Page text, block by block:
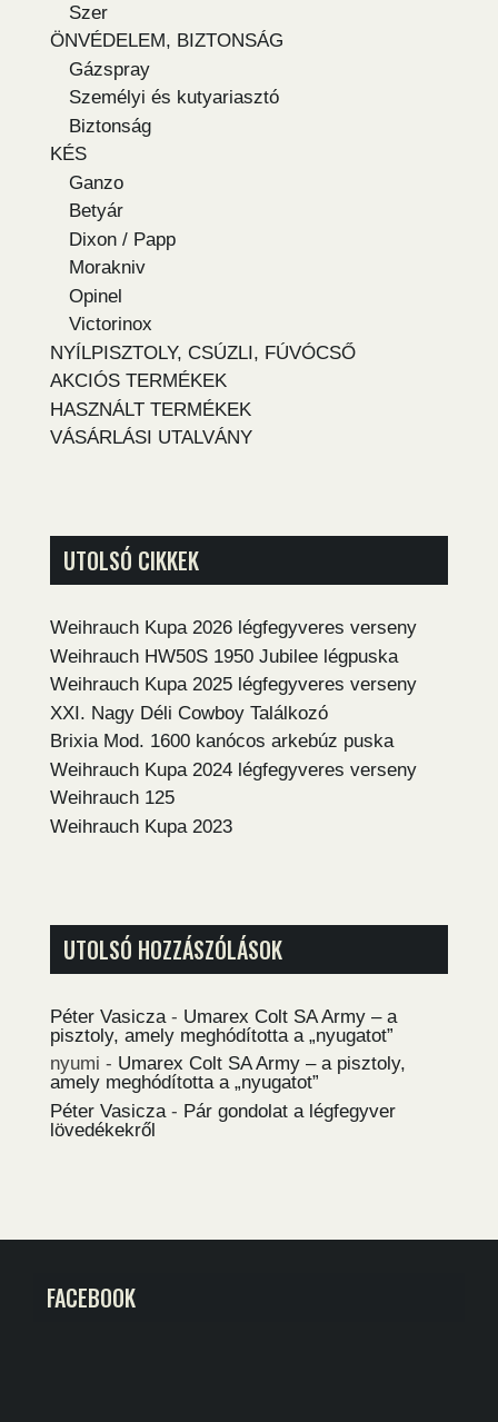
Szer
ÖNVÉDELEM, BIZTONSÁG
Gázspray
Személyi és kutyariasztó
Biztonság
KÉS
Ganzo
Betyár
Dixon / Papp
Morakniv
Opinel
Victorinox
NYÍLPISZTOLY, CSÚZLI, FÚVÓCSŐ
AKCIÓS TERMÉKEK
HASZNÁLT TERMÉKEK
VÁSÁRLÁSI UTALVÁNY
UTOLSÓ CIKKEK
Weihrauch Kupa 2026 légfegyveres verseny
Weihrauch HW50S 1950 Jubilee légpuska
Weihrauch Kupa 2025 légfegyveres verseny
XXI. Nagy Déli Cowboy Találkozó
Brixia Mod. 1600 kanócos arkebúz puska
Weihrauch Kupa 2024 légfegyveres verseny
Weihrauch 125
Weihrauch Kupa 2023
UTOLSÓ HOZZÁSZÓLÁSOK
Péter Vasicza - Umarex Colt SA Army – a
pisztoly, amely meghódította a „nyugatot”
nyumi - Umarex Colt SA Army – a pisztoly,
amely meghódította a „nyugatot”
Péter Vasicza - Pár gondolat a légfegyver
lövedékekről
FACEBOOK